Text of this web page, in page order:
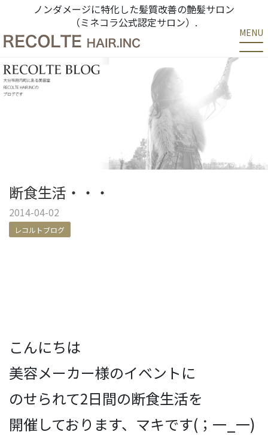
ノンダメージに特化した髪質改善の艶髪サロン
（ミネコラ公式認定サロン）.
MENU
断食生活・・・
2014-04-02
レコルトブログ
こんにちは
美容メーカー様のイベントに
のせられて2日間の断食生活を
開催しております、マキです(；一_一)